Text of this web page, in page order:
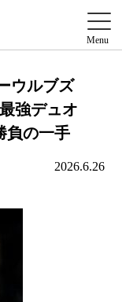
ウルブズ
強デュオ
負の一手
2026.6.26